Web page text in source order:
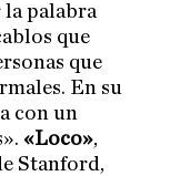
la palabra
que
que
En su
con un
«Loco»,
Stanford,